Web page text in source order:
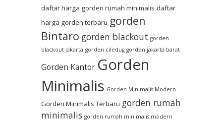
daftar harga gorden rumah minimalis daftar
harga gorden terbaru gorden
Bintaro gorden blackout gorden
blackout jakarta gorden ciledug gorden jakarta barat
Gorden Kantor Gorden
Minimalis Gorden Minimalis Modern
Gorden Minimalis Terbaru gorden rumah
minimalis gorden rumah minimalis modern